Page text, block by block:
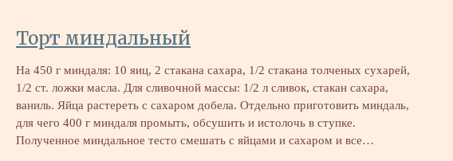
Торт миндальный
На 450 г миндаля: 10 яиц, 2 стакана сахара, 1/2 стакана толченых сухарей,
1/2 ст. ложки масла. Для сливочной массы: 1/2 л сливок, стакан сахара,
ваниль. Яйца растереть с сахаром добела. Отдельно приготовить миндаль,
для чего 400 г миндаля промыть, обсушить и истолочь в ступке.
Полученное миндальное тесто смешать с яйцами и сахаром и все…